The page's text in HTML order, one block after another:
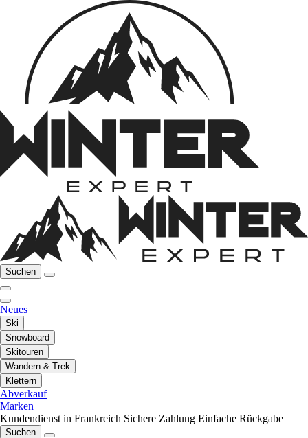
Suchen
Neues
Ski
Snowboard
Skitouren
Wandern & Trek
Klettern
Abverkauf
Marken
Kundendienst in Frankreich Sichere Zahlung Einfache Rückgabe
Suchen